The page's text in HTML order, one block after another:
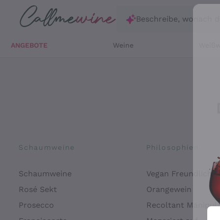
Zum Hauptinhalt springen
Beschreibe, wonach
ANGEBOTE Weine
Schaumweine
Schaumweine
Rosé Sekt
Prosecco
Philosophien
Vegan Freundlich
Orangewein
Recoltant